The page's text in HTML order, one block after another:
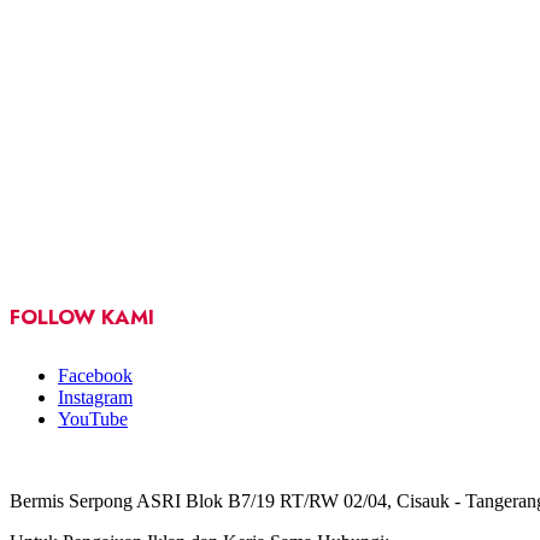
FOLLOW KAMI
Facebook
Instagram
YouTube
Bermis Serpong ASRI Blok B7/19 RT/RW 02/04, Cisauk -